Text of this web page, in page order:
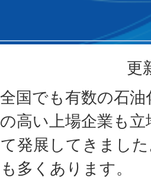
更
国でも有数の石
高い上場企業も
発展してきまし
多くあります。